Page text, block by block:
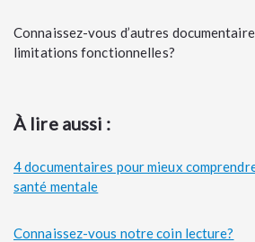
Connaissez-vous d’autres
limitations fonctionnelles?
À lire aussi :
4 documentaires pour mieux
santé mentale
Connaissez-vous notre coin lecture?